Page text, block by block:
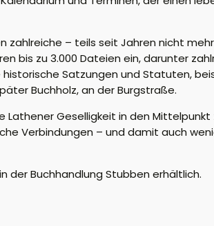
– teils seit Jahren nicht
bis zu 3.000 Dateien ein, darunter
Satzungen und Statuten,
Buchholz, an der Burgstraße.
Geselligkeit in den Mittelpunkt
Verbindungen – und damit auch
derBuchhandlung Stubben erhältlich.